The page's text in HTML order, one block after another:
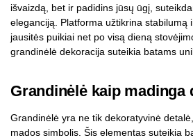
išvaizdą, bet ir padidins jūsų ūgį,
eleganciją. Platforma užtikrina stabilumą
jausitės puikiai net po visą dieną
grandinėlė dekoracija suteikia batams
Grandinėlė kaip madinga
Grandinėlė yra ne tik dekoratyvinė
mados simbolis. Šis elementas suteikia